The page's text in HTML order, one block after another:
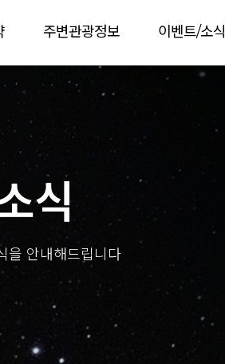
주변관광정보 이벤트/소식
식
을 안내해드립니다